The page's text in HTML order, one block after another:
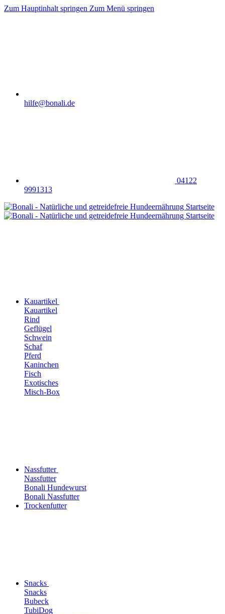
Zum Hauptinhalt springen Zum Menü springen
hilfe@bonali.de
04122
9991313
Kauartikel
Kauartikel
Rind
Geflügel
Schwein
Schaf
Pferd
Kaninchen
Fisch
Exotisches
Misch-Box
Nassfutter
Nassfutter
Bonali Hundewurst
Bonali Nassfutter
Trockenfutter
Snacks
Snacks
Bubeck
TubiDog